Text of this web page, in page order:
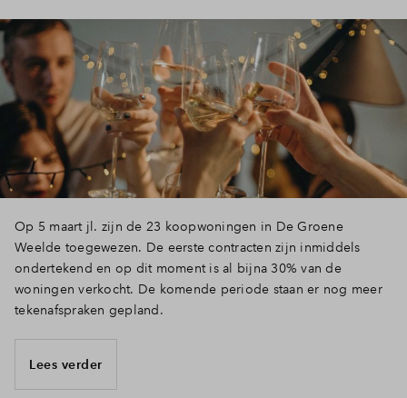
Op 5 maart jl. zijn de 23 koopwoningen in De Groene
Weelde toegewezen. De eerste contracten zijn inmiddels
ondertekend en op dit moment is al bijna 30% van de
woningen verkocht. De komende periode staan er nog meer
tekenafspraken gepland.
Lees verder